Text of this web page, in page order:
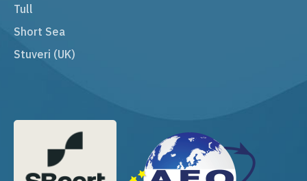
Tull
Short Sea
Stuveri (UK)